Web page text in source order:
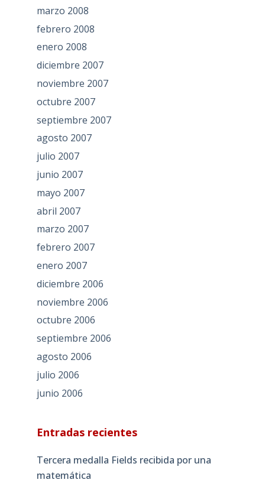
marzo 2008
febrero 2008
enero 2008
diciembre 2007
noviembre 2007
octubre 2007
septiembre 2007
agosto 2007
julio 2007
junio 2007
mayo 2007
abril 2007
marzo 2007
febrero 2007
enero 2007
diciembre 2006
noviembre 2006
octubre 2006
septiembre 2006
agosto 2006
julio 2006
junio 2006
Entradas recientes
Tercera medalla Fields recibida por una
matemática